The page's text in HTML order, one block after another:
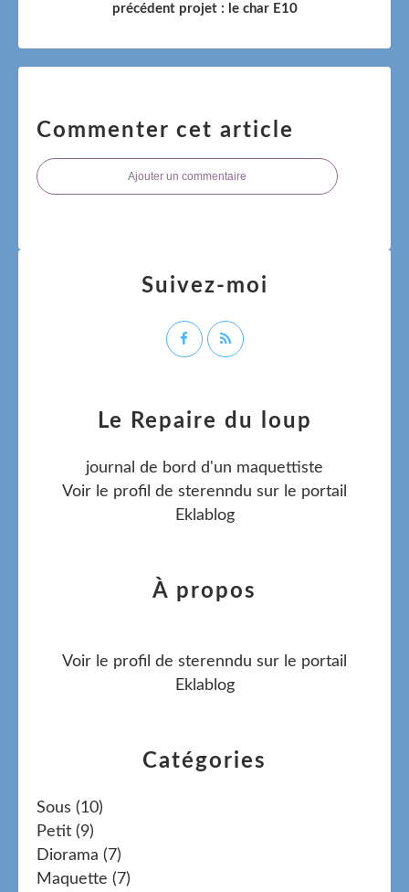
précédent projet : le char E10
Commenter cet article
Ajouter un commentaire
Catégories
Sous (10)
Petit (9)
Diorama (7)
Maquette (7)
Le Repaire du loup
journal de bord d'un maquettiste
Voir le profil de sterenndu sur le portail
Eklablog
Suivez-moi
À propos
Voir le profil de sterenndu sur le portail
Eklablog